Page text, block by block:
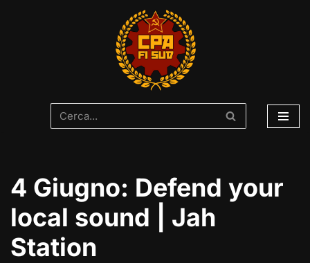
4 Giugno: Defend your
local sound | Jah
Station